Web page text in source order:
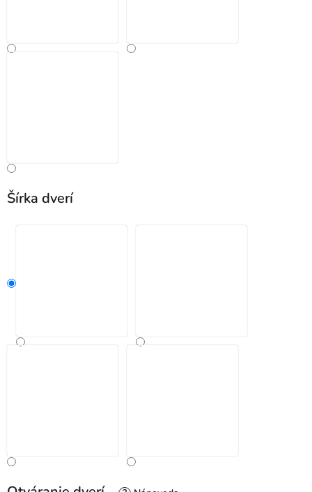
Šírka dverí